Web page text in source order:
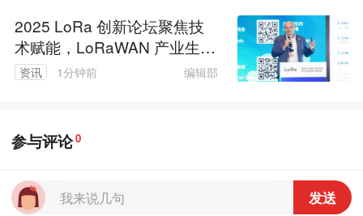
2025 LoRa 创新论坛聚焦技
术赋能，LoRaWAN 产业生态
迈向新繁荣
资讯 1分钟前 编辑部
参与评论0
发送